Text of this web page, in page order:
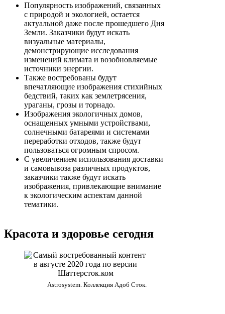
Популярность изображений, связанных
с природой и экологией, остается
актуальной даже после прошедшего Дня
Земли. Заказчики будут искать
визуальные материалы,
демонстрирующие исследования
изменений климата и возобновляемые
источники энергии.
Также востребованы будут
впечатляющие изображения стихийных
бедствий, таких как землетрясения,
ураганы, грозы и торнадо.
Изображения экологичных домов,
оснащенных умными устройствами,
солнечными батареями и системами
переработки отходов, также будут
пользоваться огромным спросом.
С увеличением использования доставки
и самовывоза различных продуктов,
заказчики также будут искать
изображения, привлекающие внимание
к экологическим аспектам данной
тематики.
Красота и здоровье сегодня
Astrosystem. Коллекция Адоб Сток.